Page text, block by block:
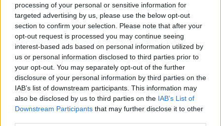
processing of your personal or sensitive information for
targeted advertising by us, please use the below opt-out
section to confirm your selection. Please note that after your
opt-out request is processed you may continue seeing
interest-based ads based on personal information utilized by
us or personal information disclosed to third parties prior to
your opt-out. You may separately opt-out of the further
disclosure of your personal information by third parties on the
IAB’s list of downstream participants. This information may
also be disclosed by us to third parties on the IAB’s List of
Downstream Participants that may further disclose it to other
Notizie La Maddalena
Turista Morto La Maddalena
Notizie in tempo reale?
Entra nel canale telegram di
GalluraOggi.it
Inviaci le tue segnalazioni,